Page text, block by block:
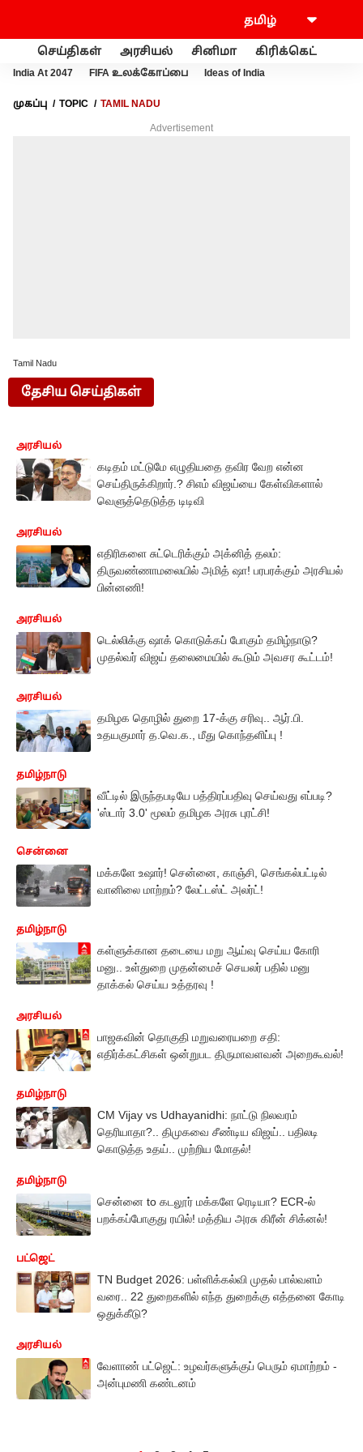
செய்திகள் அரசியல் சினிமா கிரிக்கெட்
India At 2047 FIFA உலக்கோப்பை Ideas of India
முகப்பு TOPIC TAMIL NADU
Advertisement
Tamil Nadu
தேசிய செய்திகள்
அரசியல்
கடிதம் மட்டுமே எழுதியதை தவிர வேற என்ன
செய்திருக்கிறார்.? சிஎம் விஜய்யை கேள்விகளால்
வெளுத்தெடுத்த டிடிவி
அரசியல்
எதிரிகளை சுட்டெரிக்கும் அக்னித் தலம்:
திருவண்ணாமலையில் அமித் ஷா! பரபரக்கும் அரசியல்
பின்னணி!
அரசியல்
டெல்லிக்கு ஷாக் கொடுக்கப் போகும் தமிழ்நாடு?
முதல்வர் விஜய் தலைமையில் கூடும் அவசர கூட்டம்!
அரசியல்
தமிழக தொழில் துறை 17-க்கு சரிவு.. ஆர்.பி.
உதயகுமார் த.வெ.க., மீது கொந்தளிப்பு !
தமிழ்நாடு
வீட்டில் இருந்தபடியே பத்திரப்பதிவு செய்வது எப்படி?
'ஸ்டார் 3.0' மூலம் தமிழக அரசு புரட்சி!
சென்னை
மக்களே உஷார்! சென்னை, காஞ்சி, செங்கல்பட்டில்
வானிலை மாற்றம்? லேட்டஸ்ட் அலர்ட்!
தமிழ்நாடு
கள்ளுக்கான தடையை மறு ஆய்வு செய்ய கோரி
மனு.. உள்துறை முதன்மைச் செயலர் பதில் மனு
தாக்கல் செய்ய உத்தரவு !
அரசியல்
பாஜகவின் தொகுதி மறுவரையறை சதி:
எதிர்க்கட்சிகள் ஒன்றுபட திருமாவளவன் அறைகூவல்!
தமிழ்நாடு
CM Vijay vs Udhayanidhi: நாட்டு நிலவரம்
தெரியாதா?.. திமுகவை சீண்டிய விஜய்.. பதிலடி
கொடுத்த உதய்.. முற்றிய மோதல்!
தமிழ்நாடு
சென்னை to கடலூர் மக்களே ரெடியா? ECR-ல்
பறக்கப்போகுது ரயில்! மத்திய அரசு கிரீன் சிக்னல்!
பட்ஜெட்
TN Budget 2026: பள்ளிக்கல்வி முதல் பால்வளம்
வரை.. 22 துறைகளில் எந்த துறைக்கு எத்தனை கோடி
ஒதுக்கீடு?
அரசியல்
வேளாண் பட்ஜெட்: உழவர்களுக்குப் பெரும் ஏமாற்றம் -
அன்புமணி கண்டனம்